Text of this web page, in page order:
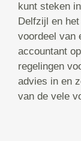
kunt steken
Delfzijl en
voordeel van
accountant
regelingen
advies in en
van de vele